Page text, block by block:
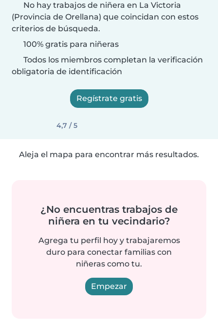
No hay trabajos de niñera en La Victoria
(Provincia de Orellana) que coincidan con estos
criterios de búsqueda.
100% gratis para niñeras
Todos los miembros completan la verificación
obligatoria de identificación
Regístrate gratis
4,7 / 5
Aleja el mapa para encontrar más resultados.
¿No encuentras trabajos de
niñera en tu vecindario?
Agrega tu perfil hoy y trabajaremos
duro para conectar familias con
niñeras como tu.
Empezar